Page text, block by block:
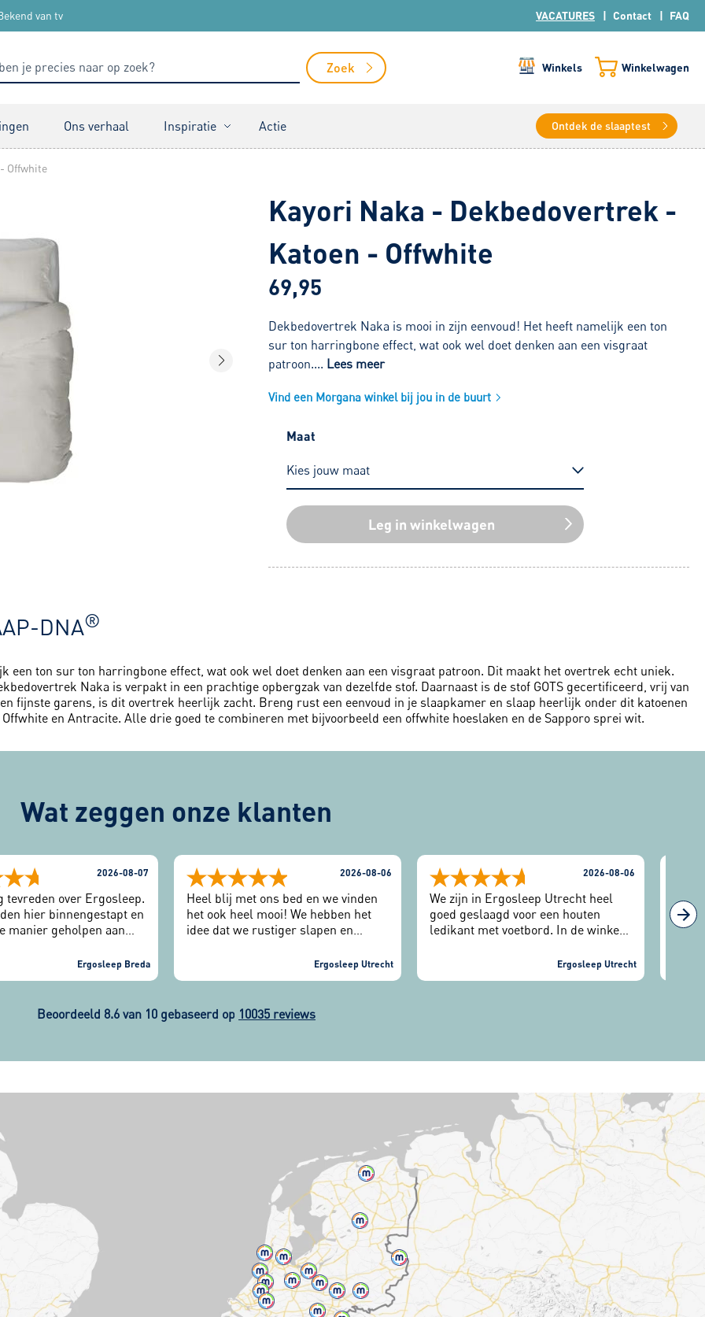
van tv VACATURES Contact FAQ
Zoek Winkels Winkelwagen
Ons verhaal Inspiratie Actie Ontdek de slaaptest
Offwhite
Kayori Naka - Dekbedovertrek -
Katoen - Offwhite
69,95
Dekbedovertrek Naka is mooi in zijn eenvoud! Het heeft namelijk een ton
sur ton harringbone effect, wat ook wel doet denken aan een visgraat
patroon.... Lees meer
Vind een Morgana winkel bij jou in de buurt
Maat
Leg in winkelwagen
DNA®
een ton sur ton harringbone effect, wat ook wel doet denken aan een visgraat patroon. Dit maakt het overtrek echt uniek.
Naka is verpakt in een prachtige opbergzak van dezelfde stof. Daarnaast is de stof GOTS gecertificeerd, vrij van
fijnste garens, is dit overtrek heerlijk zacht. Breng rust een eenvoud in je slaapkamer en slaap heerlijk onder dit katoenen
en Antracite. Alle drie goed te combineren met bijvoorbeeld een offwhite hoeslaken en de Sapporo sprei wit.
Wat zeggen onze klanten
2026-08-07
tevreden over Ergosleep.
hier binnengestapt en
manier geholpen aan
slaaptest gedaan.
we een uitnodiging
tevreden en raden deze
Ergosleep Breda
2026-08-06
Heel blij met ons bed en we vinden
het ook heel mooi! We hebben het
idee dat we rustiger slapen en
vriendelijk ontvangen en alles
verliep gewoon helemaal goed in de
Ergosleep Utrecht
2026-08-06
We zijn in Ergosleep Utrecht heel
goed geslaagd voor een houten
ledikant met voetbord. In de winkel
en toen wij vragen hadden, heeft een
medewerker ons goed
Ergosleep Utrecht
Na
voor
Beoordeeld 8.6 van 10 gebaseerd op 10035 reviews